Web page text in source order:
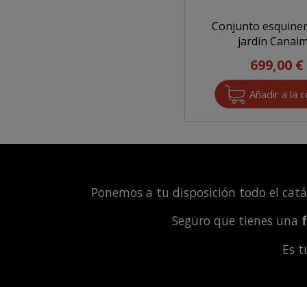
Conjunto
jardín
699,00 €
Ponemos a tu disposición todo el
Seguro que tienes una
Es